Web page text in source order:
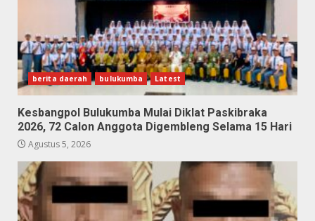
berita daerah bulukumba Latest
Kesbangpol Bulukumba Mulai Diklat Paskibraka
2026, 72 Calon Anggota Digembleng Selama 15 Hari
Agustus 5, 2026